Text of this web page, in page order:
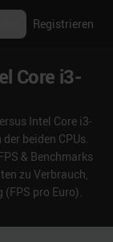
Registrieren
Core i3-
Intel Core i3-
beiden CPUs.
& Benchmarks
zu Verbrauch,
pro Euro).